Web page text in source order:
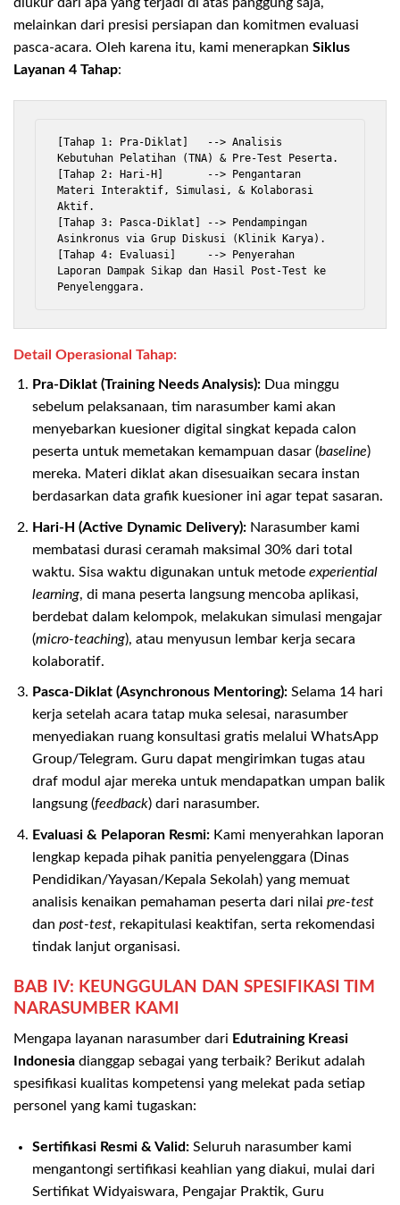
diukur dari apa yang terjadi di atas panggung saja,
melainkan dari presisi persiapan dan komitmen evaluasi
pasca-acara. Oleh karena itu, kami menerapkan Siklus
Layanan 4 Tahap:
[Tahap 1: Pra-Diklat]   --> Analisis
Kebutuhan Pelatihan (TNA) & Pre-Test Peserta.
[Tahap 2: Hari-H]       --> Pengantaran
Materi Interaktif, Simulasi, & Kolaborasi
Aktif.
[Tahap 3: Pasca-Diklat] --> Pendampingan
Asinkronus via Grup Diskusi (Klinik Karya).
[Tahap 4: Evaluasi]     --> Penyerahan
Laporan Dampak Sikap dan Hasil Post-Test ke
Detail Operasional Tahap:
Pra-Diklat (Training Needs Analysis):Dua minggu
sebelum pelaksanaan, tim narasumber kami akan
menyebarkan kuesioner digital singkat kepada calon
peserta untuk memetakan kemampuan dasar (baseline)
mereka. Materi diklat akan disesuaikan secara instan
berdasarkan data grafik kuesioner ini agar tepat sasaran.
Hari-H (Active Dynamic Delivery):Narasumber kami
membatasi durasi ceramah maksimal 30% dari total
waktu. Sisa waktu digunakan untuk metode experiential
learning, di mana peserta langsung mencoba aplikasi,
berdebat dalam kelompok, melakukan simulasi mengajar
(micro-teaching), atau menyusun lembar kerja secara
kolaboratif.
Pasca-Diklat (Asynchronous Mentoring):Selama 14 hari
kerja setelah acara tatap muka selesai, narasumber
menyediakan ruang konsultasi gratis melalui WhatsApp
Group/Telegram. Guru dapat mengirimkan tugas atau
draf modul ajar mereka untuk mendapatkan umpan balik
langsung (feedback) dari narasumber.
Evaluasi & Pelaporan Resmi:Kami menyerahkan laporan
lengkap kepada pihak panitia penyelenggara (Dinas
Pendidikan/Yayasan/Kepala Sekolah) yang memuat
analisis kenaikan pemahaman peserta dari nilai pre-test
dan post-test, rekapitulasi keaktifan, serta rekomendasi
tindak lanjut organisasi.
BAB IV: KEUNGGULAN DAN SPESIFIKASI TIM
NARASUMBER KAMI
Mengapa layanan narasumber dari Edutraining Kreasi
Indonesia dianggap sebagai yang terbaik? Berikut adalah
spesifikasi kualitas kompetensi yang melekat pada setiap
personel yang kami tugaskan:
Sertifikasi Resmi & Valid:Seluruh narasumber kami
mengantongi sertifikasi keahlian yang diakui, mulai dari
Sertifikat Widyaiswara, Pengajar Praktik, Guru